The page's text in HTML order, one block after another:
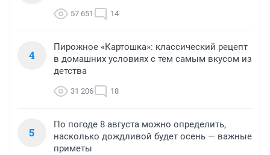
57 651 14
4
Пирожное «Картошка»: классический рецепт
в домашних условиях с тем самым вкусом из
детства
31 206 18
5
По погоде 8 августа можно определить,
насколько дождливой будет осень — важные
приметы